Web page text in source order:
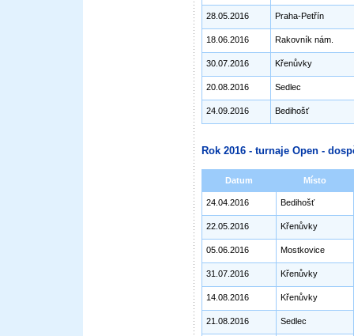
28.05.2016 Praha-Petřín
18.06.2016 Rakovník nám.
30.07.2016 Křenůvky
20.08.2016 Sedlec
24.09.2016 Bedihošť
Rok 2016 - turnaje Open -
Datum Místo
24.04.2016 Bedihošť
22.05.2016 Křenůvky
05.06.2016 Mostkovice
31.07.2016 Křenůvky
14.08.2016 Křenůvky
21.08.2016 Sedlec